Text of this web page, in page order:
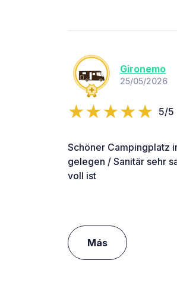
Gironemo
25/05/2026
5/5
Schöner Campingplatz
gelegen / Sanitär sehr
voll ist
Más